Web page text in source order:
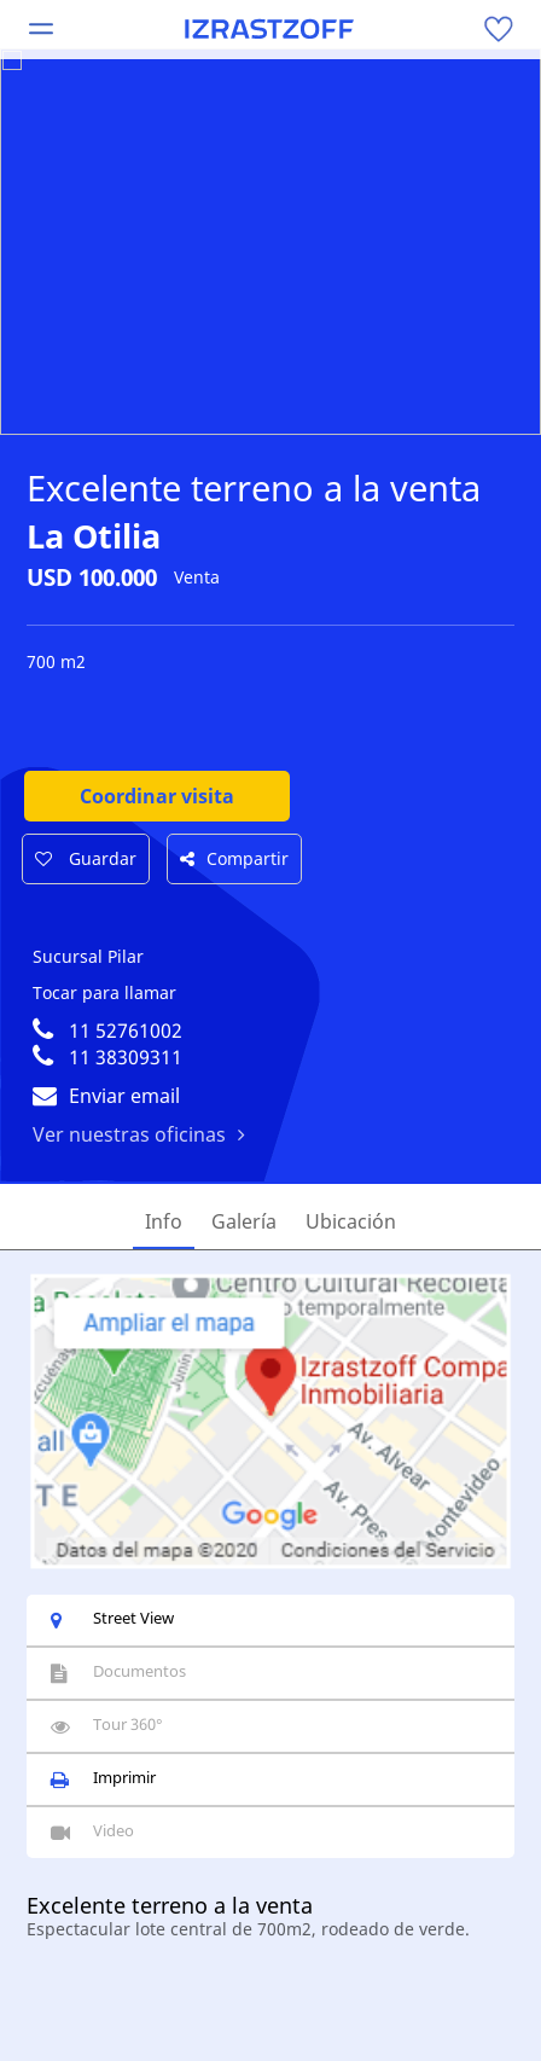
Excelente terreno a la venta
La Otilia
USD 100.000 Venta
700 m2
Coordinar visita
Guardar Compartir
Sucursal Pilar
Tocar para llamar
11 52761002
11 38309311
Enviar email
Ver nuestras oficinas
Info Galería Ubicación
Street View
Documentos
Tour 360°
Imprimir
Video
Excelente terreno a la venta
Espectacular lote central de 700m2, rodeado de verde.